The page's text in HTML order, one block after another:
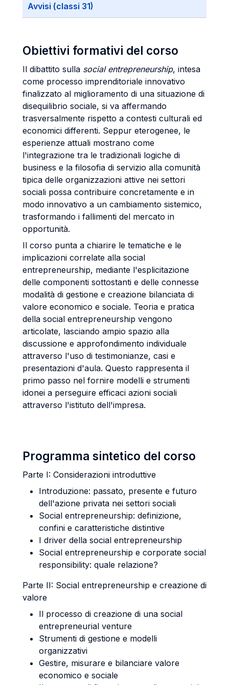
Avvisi (classi 31)
Obiettivi formativi del corso
Il dibattito sulla social entrepreneurship, intesa
come processo imprenditoriale innovativo
finalizzato al miglioramento di una situazione di
disequilibrio sociale, si va affermando
trasversalmente rispetto a contesti culturali ed
economici differenti. Seppur eterogenee, le
esperienze attuali mostrano come
l'integrazione tra le tradizionali logiche di
business e la filosofia di servizio alla comunità
tipica delle organizzazioni attive nei settori
sociali possa contribuire concretamente e in
modo innovativo a un cambiamento sistemico,
trasformando i fallimenti del mercato in
opportunità.
Il corso punta a chiarire le tematiche e le
implicazioni correlate alla social
entrepreneurship, mediante l'esplicitazione
delle componenti sottostanti e delle connesse
modalità di gestione e creazione bilanciata di
valore economico e sociale. Teoria e pratica
della social entrepreneurship vengono
articolate, lasciando ampio spazio alla
discussione e approfondimento individuale
attraverso l'uso di testimonianze, casi e
presentazioni d'aula. Questo rappresenta il
primo passo nel fornire modelli e strumenti
idonei a perseguire efficaci azioni sociali
attraverso l'istituto dell'impresa.
Programma sintetico del corso
Parte I: Considerazioni introduttive
Introduzione: passato, presente e futuro
dell'azione privata nei settori sociali
Social entrepreneurship: definizione,
confini e caratteristiche distintive
I driver della social entrepreneurship
Social entrepreneurship e corporate social
responsibility: quale relazione?
Parte II: Social entrepreneurship e creazione di
valore
Il processo di creazione di una social
entrepreneurial venture
Strumenti di gestione e modelli
organizzativi
Gestire, misurare e bilanciare valore
economico e sociale